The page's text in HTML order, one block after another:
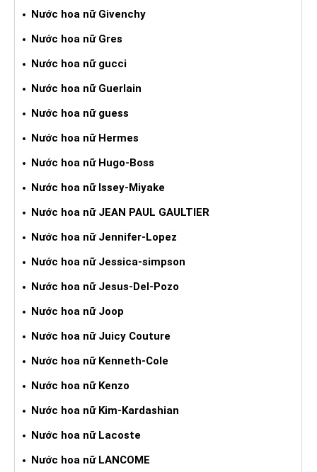
Nước hoa nữ Givenchy
Nước hoa nữ Gres
Nước hoa nữ gucci
Nước hoa nữ Guerlain
Nước hoa nữ guess
Nước hoa nữ Hermes
Nước hoa nữ Hugo-Boss
Nước hoa nữ Issey-Miyake
Nước hoa nữ JEAN PAUL GAULTIER
Nước hoa nữ Jennifer-Lopez
Nước hoa nữ Jessica-simpson
Nước hoa nữ Jesus-Del-Pozo
Nước hoa nữ Joop
Nước hoa nữ Juicy Couture
Nước hoa nữ Kenneth-Cole
Nước hoa nữ Kenzo
Nước hoa nữ Kim-Kardashian
Nước hoa nữ Lacoste
Nước hoa nữ LANCOME